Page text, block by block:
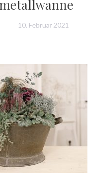
metallwanne
10. Februar 2021